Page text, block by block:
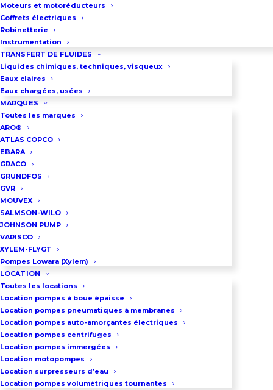
Moteurs et motoréducteurs
Coffrets électriques
Robinetterie
Instrumentation
TRANSFERT DE FLUIDES
Liquides chimiques, techniques, visqueux
Eaux claires
Eaux chargées, usées
MARQUES
Toutes les marques
ARO®
ATLAS COPCO
EBARA
GRACO
GRUNDFOS
GVR
MOUVEX
SALMSON-WILO
JOHNSON PUMP
VARISCO
XYLEM-FLYGT
Pompes Lowara (Xylem)
LOCATION
Toutes les locations
Location pompes à boue épaisse
Location pompes pneumatiques à membranes
Location pompes auto-amorçantes électriques
Location pompes centrifuges
Location pompes immergées
Location motopompes
Location surpresseurs d’eau
Location pompes volumétriques tournantes